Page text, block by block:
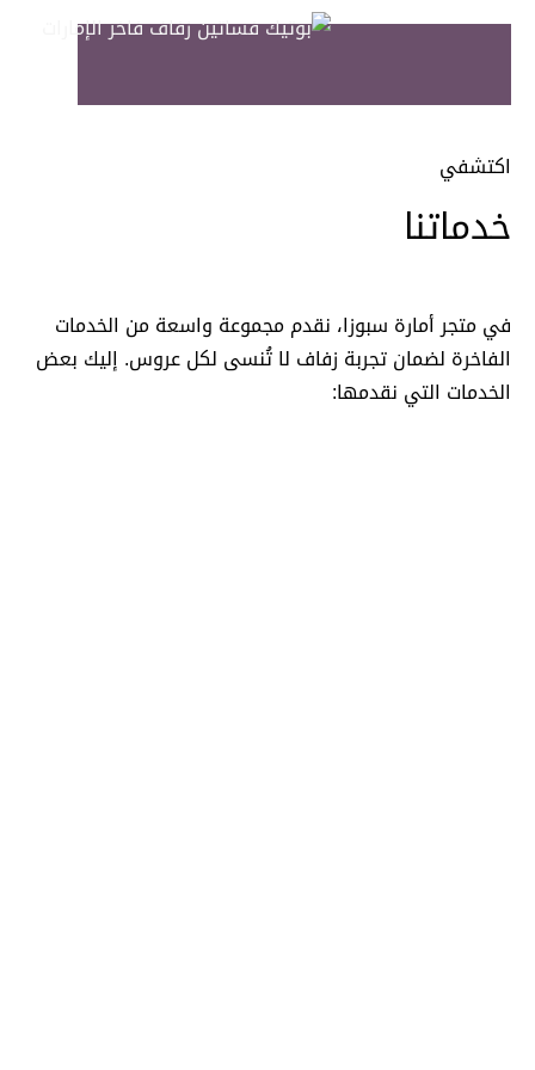
اكتشفي
خدماتنا
في متجر أمارة سبوزا، نقدم مجموعة واسعة من الخدمات
الفاخرة لضمان تجربة زفاف لا تُنسى لكل عروس. إليك بعض
الخدمات التي نقدمها: